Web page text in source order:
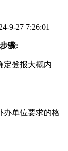
9-27 7:26:01
骤:
定登报大概内
办单位要求的格